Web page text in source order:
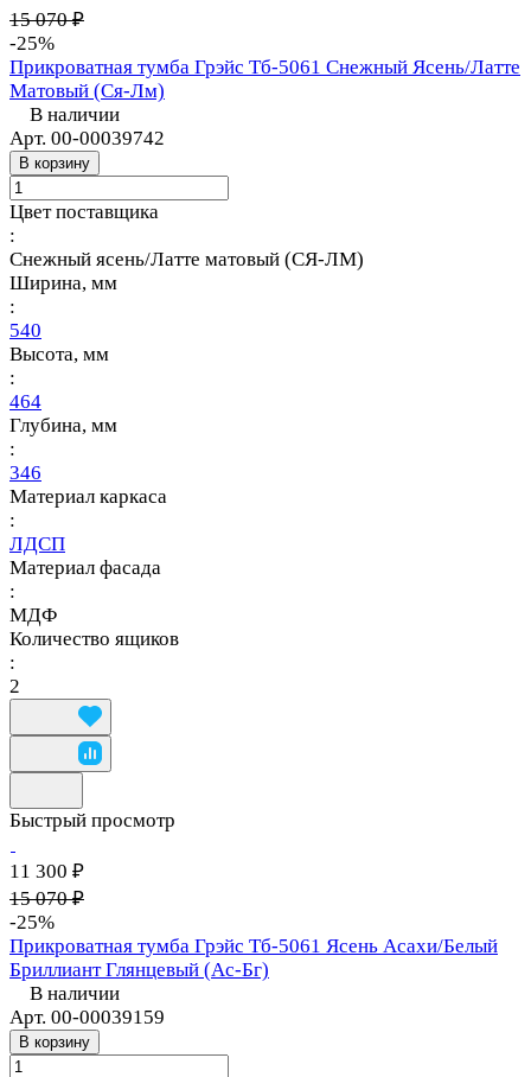
15 070 ₽
-25%
Прикроватная тумба Грэйс Тб-5061 Снежный Ясень/Латте
Матовый (Ся-Лм)
В наличии
Арт. 00-00039742
В корзину
Цвет поставщика
:
Снежный ясень/Латте матовый (СЯ-ЛМ)
Ширина, мм
:
540
Высота, мм
:
464
Глубина, мм
:
346
Материал каркаса
:
ЛДСП
Материал фасада
:
МДФ
Количество ящиков
:
2
Быстрый просмотр
11 300 ₽
15 070 ₽
-25%
Прикроватная тумба Грэйс Тб-5061 Ясень Асахи/Белый
Бриллиант Глянцевый (Ас-Бг)
В наличии
Арт. 00-00039159
В корзину